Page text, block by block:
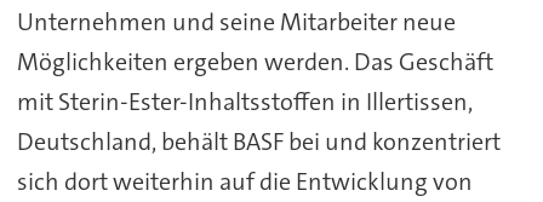
Unternehmen und seine Mitarbeiter neue
Möglichkeiten ergeben werden. Das Geschäft
mit Sterin-Ester-Inhaltsstoffen in Illertissen,
Deutschland, behält BASF bei und konzentriert
sich dort weiterhin auf die Entwicklung von